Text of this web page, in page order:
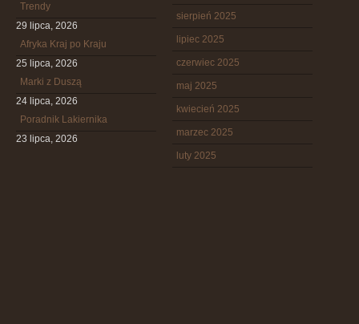
Trendy
29 lipca, 2026
Afryka Kraj po Kraju
25 lipca, 2026
Marki z Duszą
24 lipca, 2026
Poradnik Lakiernika
23 lipca, 2026
sierpień 2025
lipiec 2025
czerwiec 2025
maj 2025
kwiecień 2025
marzec 2025
luty 2025